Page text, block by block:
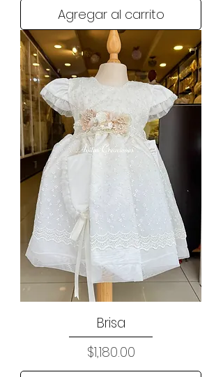
Agregar al carrito
Brisa
Precio
$1,180.00